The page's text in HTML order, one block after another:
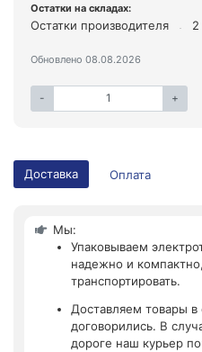
Остатки на складах:
Остатки производителя 2
Обновлено 08.08.2026
- +
Доставка Оплата
Мы:
Упаковываем
надежно и
транспортировать.
Доставляем товары
договорились. В
дороге наш курьер